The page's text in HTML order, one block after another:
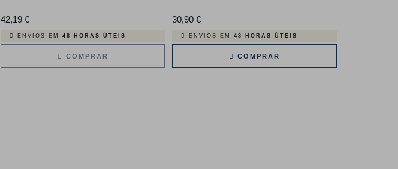
42,19 €Preço
ENVIOS EM 48 HORAS ÚTEIS
COMPRAR
30,90 €Preço
ENVIOS EM48 HORAS ÚTEIS
COMPRAR